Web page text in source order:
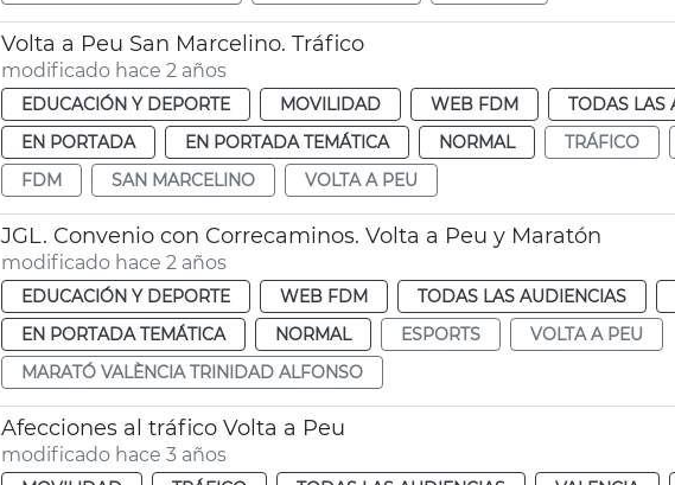
Volta a Peu San Marcelino. Tráfico
modificado hace 2 años
EDUCACIÓN Y DEPORTE MOVILIDAD WEB FDM TODAS LAS
EN PORTADA
EN PORTADA TEMÁTICA NORMAL TRÁFICO
FDM
SAN MARCELINO VOLTA A PEU
JGL. Convenio con Correcaminos. Volta a Peu y Maratón
modificado hace 2 años
EDUCACIÓN Y DEPORTE WEB FDM TODAS LAS AUDIENCIAS
EN PORTADA TEMÁTICA
NORMAL ESPORTS
VOLTA A PEU
MARATÓ VALÈNCIA TRINIDAD ALFONSO
Afecciones al tráfico Volta a Peu
modificado hace 3 años